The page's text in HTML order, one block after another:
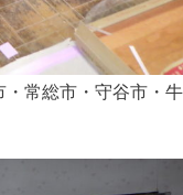
常総市・守谷市・